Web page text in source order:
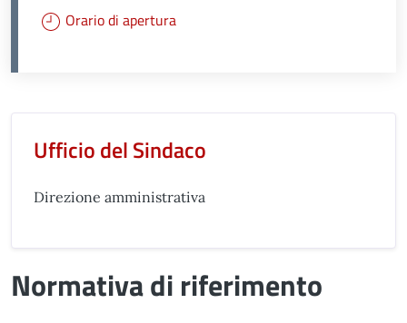
Orario di apertura
Unità organizzativa
Ufficio del Sindaco
Direzione amministrativa
Normativa di riferimento